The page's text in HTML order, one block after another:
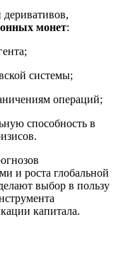
монет:
системы;
операций;
способность в
и роста глобальной
выбор в пользу
капитала.